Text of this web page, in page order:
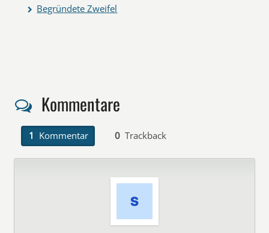
Begründete Zweifel
Kommentare
1 Kommentar 0 Trackback